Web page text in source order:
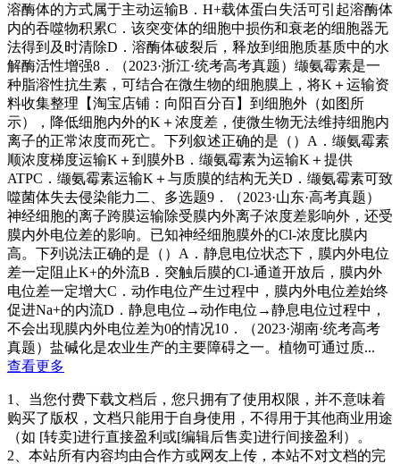
溶酶体的方式属于主动运输B．H+载体蛋白失活可引起溶酶体
内的吞噬物积累C．该突变体的细胞中损伤和衰老的细胞器无
法得到及时清除D．溶酶体破裂后，释放到细胞质基质中的水
解酶活性增强8．（2023·浙江·统考高考真题）缬氨霉素是一
种脂溶性抗生素，可结合在微生物的细胞膜上，将K＋运输资
料收集整理【淘宝店铺：向阳百分百】到细胞外（如图所
示），降低细胞内外的K＋浓度差，使微生物无法维持细胞内
离子的正常浓度而死亡。下列叙述正确的是（）A．缬氨霉素
顺浓度梯度运输K＋到膜外B．缬氨霉素为运输K＋提供
ATPC．缬氨霉素运输K＋与质膜的结构无关D．缬氨霉素可致
噬菌体失去侵染能力二、多选题9．（2023·山东·高考真题）
神经细胞的离子跨膜运输除受膜内外离子浓度差影响外，还受
膜内外电位差的影响。已知神经细胞膜外的Cl-浓度比膜内
高。下列说法正确的是（）A．静息电位状态下，膜内外电位
差一定阻止K+的外流B．突触后膜的Cl-通道开放后，膜内外
电位差一定增大C．动作电位产生过程中，膜内外电位差始终
促进Na+的内流D．静息电位→动作电位→静息电位过程中，
不会出现膜内外电位差为0的情况10．（2023·湖南·统考高考
真题）盐碱化是农业生产的主要障碍之一。植物可通过质...
查看更多
1、当您付费下载文档后，您只拥有了使用权限，并不意味着
购买了版权，文档只能用于自身使用，不得用于其他商业用途
（如 [转卖]进行直接盈利或[编辑后售卖]进行间接盈利）。
2、本站所有内容均由合作方或网友上传，本站不对文档的完